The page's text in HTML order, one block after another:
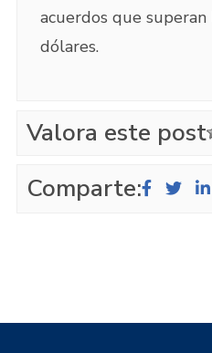
acuerdos que
dólares.
Valora este post
Comparte: